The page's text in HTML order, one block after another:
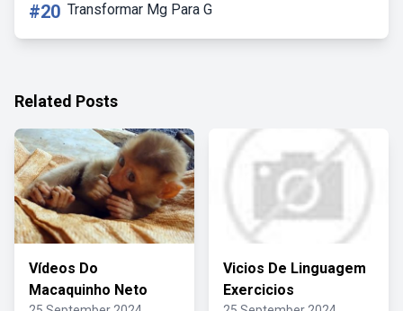
#20 Transformar Mg Para G
Related Posts
Vídeos Do
Macaquinho Neto
Vicios De Linguagem
Exercicios